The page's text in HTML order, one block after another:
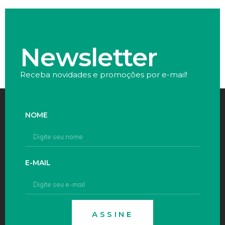
Newsletter
Receba novidades e promoções por e-mail!
NOME
E-MAIL
ASSINE